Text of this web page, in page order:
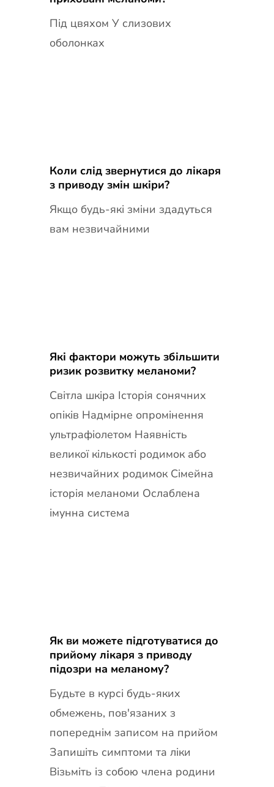
Під цвяхом У слизових
оболонках
Коли слід звернутися до лікаря
з приводу змін шкіри?
Якщо будь-які зміни здадуться
вам незвичайними
Які фактори можуть збільшити
ризик розвитку меланоми?
Світла шкіра Історія сонячних
опіків Надмірне опромінення
ультрафіолетом Наявність
великої кількості родимок або
незвичайних родимок Сімейна
історія меланоми Ослаблена
імунна система
Як ви можете підготуватися до
прийому лікаря з приводу
підозри на меланому?
Будьте в курсі будь-яких
обмежень, пов'язаних з
попереднім записом на прийом
Запишіть симптоми та ліки
Візьміть із собою члена родини